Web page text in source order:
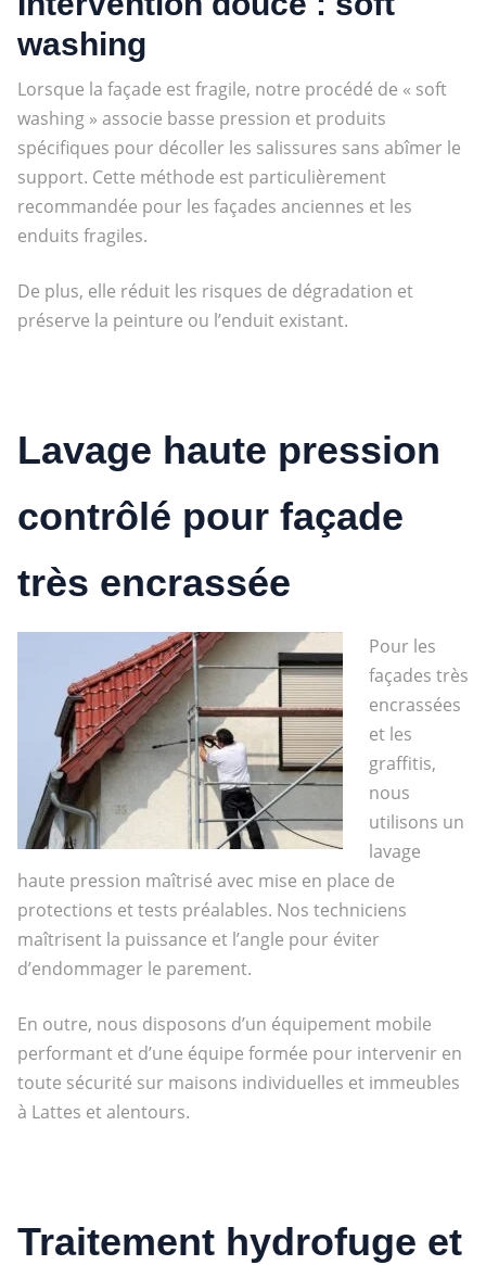
washing
Lorsque la façade est fragile, notre procédé de « soft
washing » associe basse pression et produits
spécifiques pour décoller les salissures sans abîmer le
support. Cette méthode est particulièrement
recommandée pour les façades anciennes et les
enduits fragiles.
De plus, elle réduit les risques de dégradation et
préserve la peinture ou l’enduit existant.
Lavage haute pression
contrôlé pour façade
très encrassée
Pour les
façades très
encrassées
et les
graffitis,
nous
utilisons un
lavage
haute pression maîtrisé avec mise en place de
protections et tests préalables. Nos techniciens
maîtrisent la puissance et l’angle pour éviter
d’endommager le parement.
En outre, nous disposons d’un équipement mobile
performant et d’une équipe formée pour intervenir en
toute sécurité sur maisons individuelles et immeubles
à Lattes et alentours.
Traitement hydrofuge et